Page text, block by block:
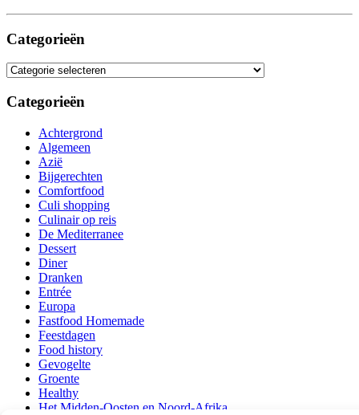
Categorieën
Categorieën
Categorieën
Achtergrond
Algemeen
Azië
Bijgerechten
Comfortfood
Culi shopping
Culinair op reis
De Mediterranee
Dessert
Diner
Dranken
Entrée
Europa
Fastfood Homemade
Feestdagen
Food history
Gevogelte
Groente
Healthy
Het Midden-Oosten en Noord-Afrika